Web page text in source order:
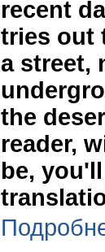
recent
tries out
a street,
the
reader,
be,